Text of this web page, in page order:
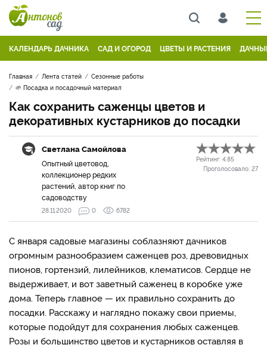
КАЛЕНДАРЬ ДАЧНИКА САД И ОГОРОД ЦВЕТЫ И РАСТЕНИЯ
Главная Лента статей
Сезонные работы
🌱 Посадка и посадочный материал
Как сохранить саженцы цветов и
декоративных кустарников до посадки
Светлана Самойлова
Опытный цветовод,
коллекционер редких
растений, автор книг по
садоводству
Рейтинг: 4.85
Проголосовало: 27
28.11.2020 0 6782
С января садовые магазины соблазняют дачников
огромным разнообразием саженцев роз, древовидных
пионов, гортензий, лилейников, клематисов. Сердце не
выдерживает, и вот заветный саженец в коробке уже
дома. Теперь главное — их правильно сохранить до
посадки. Расскажу и наглядно покажу свои приемы,
которые подойдут для сохранения любых саженцев.
Розы и большинство цветов и кустарников оставляя в